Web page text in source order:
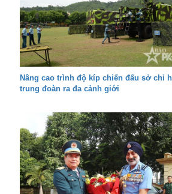
Nâng cao trình độ kíp chiến đấu sở chỉ
trung đoàn ra đa cảnh giới